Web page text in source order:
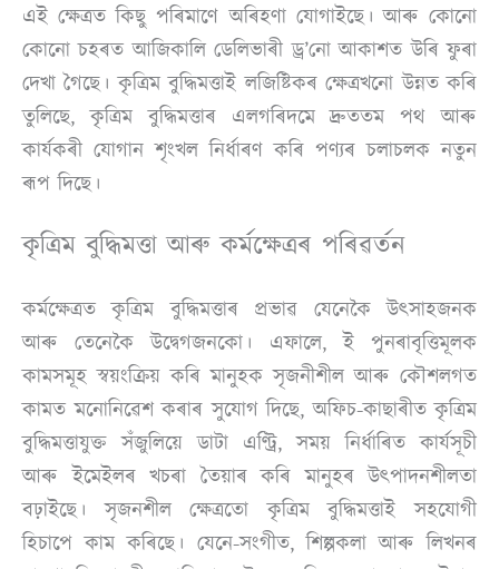
এই ক্ষেত্ৰত কিছু পৰিমাণে অৰিহণা যোগাইছে। আৰু কোনো
কোনো চহৰত আজিকালি ডেলিভাৰী ড্ৰ’নো আকাশত উৰি ফুৰা
দেখা গৈছে। কৃত্ৰিম বুদ্ধিমত্তাই লজিষ্টিকৰ ক্ষেত্ৰখনো উন্নত কৰি
তুলিছে, কৃত্ৰিম বুদ্ধিমত্তাৰ এলগৰিদমে দ্ৰুততম পথ আৰু
কাৰ্যকৰী যোগান শৃংখল নিৰ্ধাৰণ কৰি পণ্যৰ চলাচলক নতুন
ৰূপ দিছে।
কৃত্ৰিম বুদ্ধিমত্তা আৰু কৰ্মক্ষেত্ৰৰ পৰিৱৰ্তন
কৰ্মক্ষেত্ৰত কৃত্ৰিম বুদ্ধিমত্তাৰ প্ৰভাৱ যেনেকৈ উৎসাহজনক
আৰু তেনেকৈ উদ্বেগজনকো। এফালে, ই পুনৰাবৃত্তিমূলক
কামসমূহ স্বয়ংক্ৰিয় কৰি মানুহক সৃজনীশীল আৰু কৌশলগত
কামত মনোনিৱেশ কৰাৰ সুযোগ দিছে, অফিচ-কাছাৰীত কৃত্ৰিম
বুদ্ধিমত্তাযুক্ত সঁজুলিয়ে ডাটা এণ্ট্ৰি, সময় নিৰ্ধাৰিত কাৰ্যসূচী
আৰু ইমেইলৰ খচৰা তৈয়াৰ কৰি মানুহৰ উৎপাদনশীলতা
বঢ়াইছে। সৃজনশীল ক্ষেত্ৰতো কৃত্ৰিম বুদ্ধিমত্তাই সহযোগী
হিচাপে কাম কৰিছে। যেনে-সংগীত, শিল্পকলা আৰু লিখনৰ